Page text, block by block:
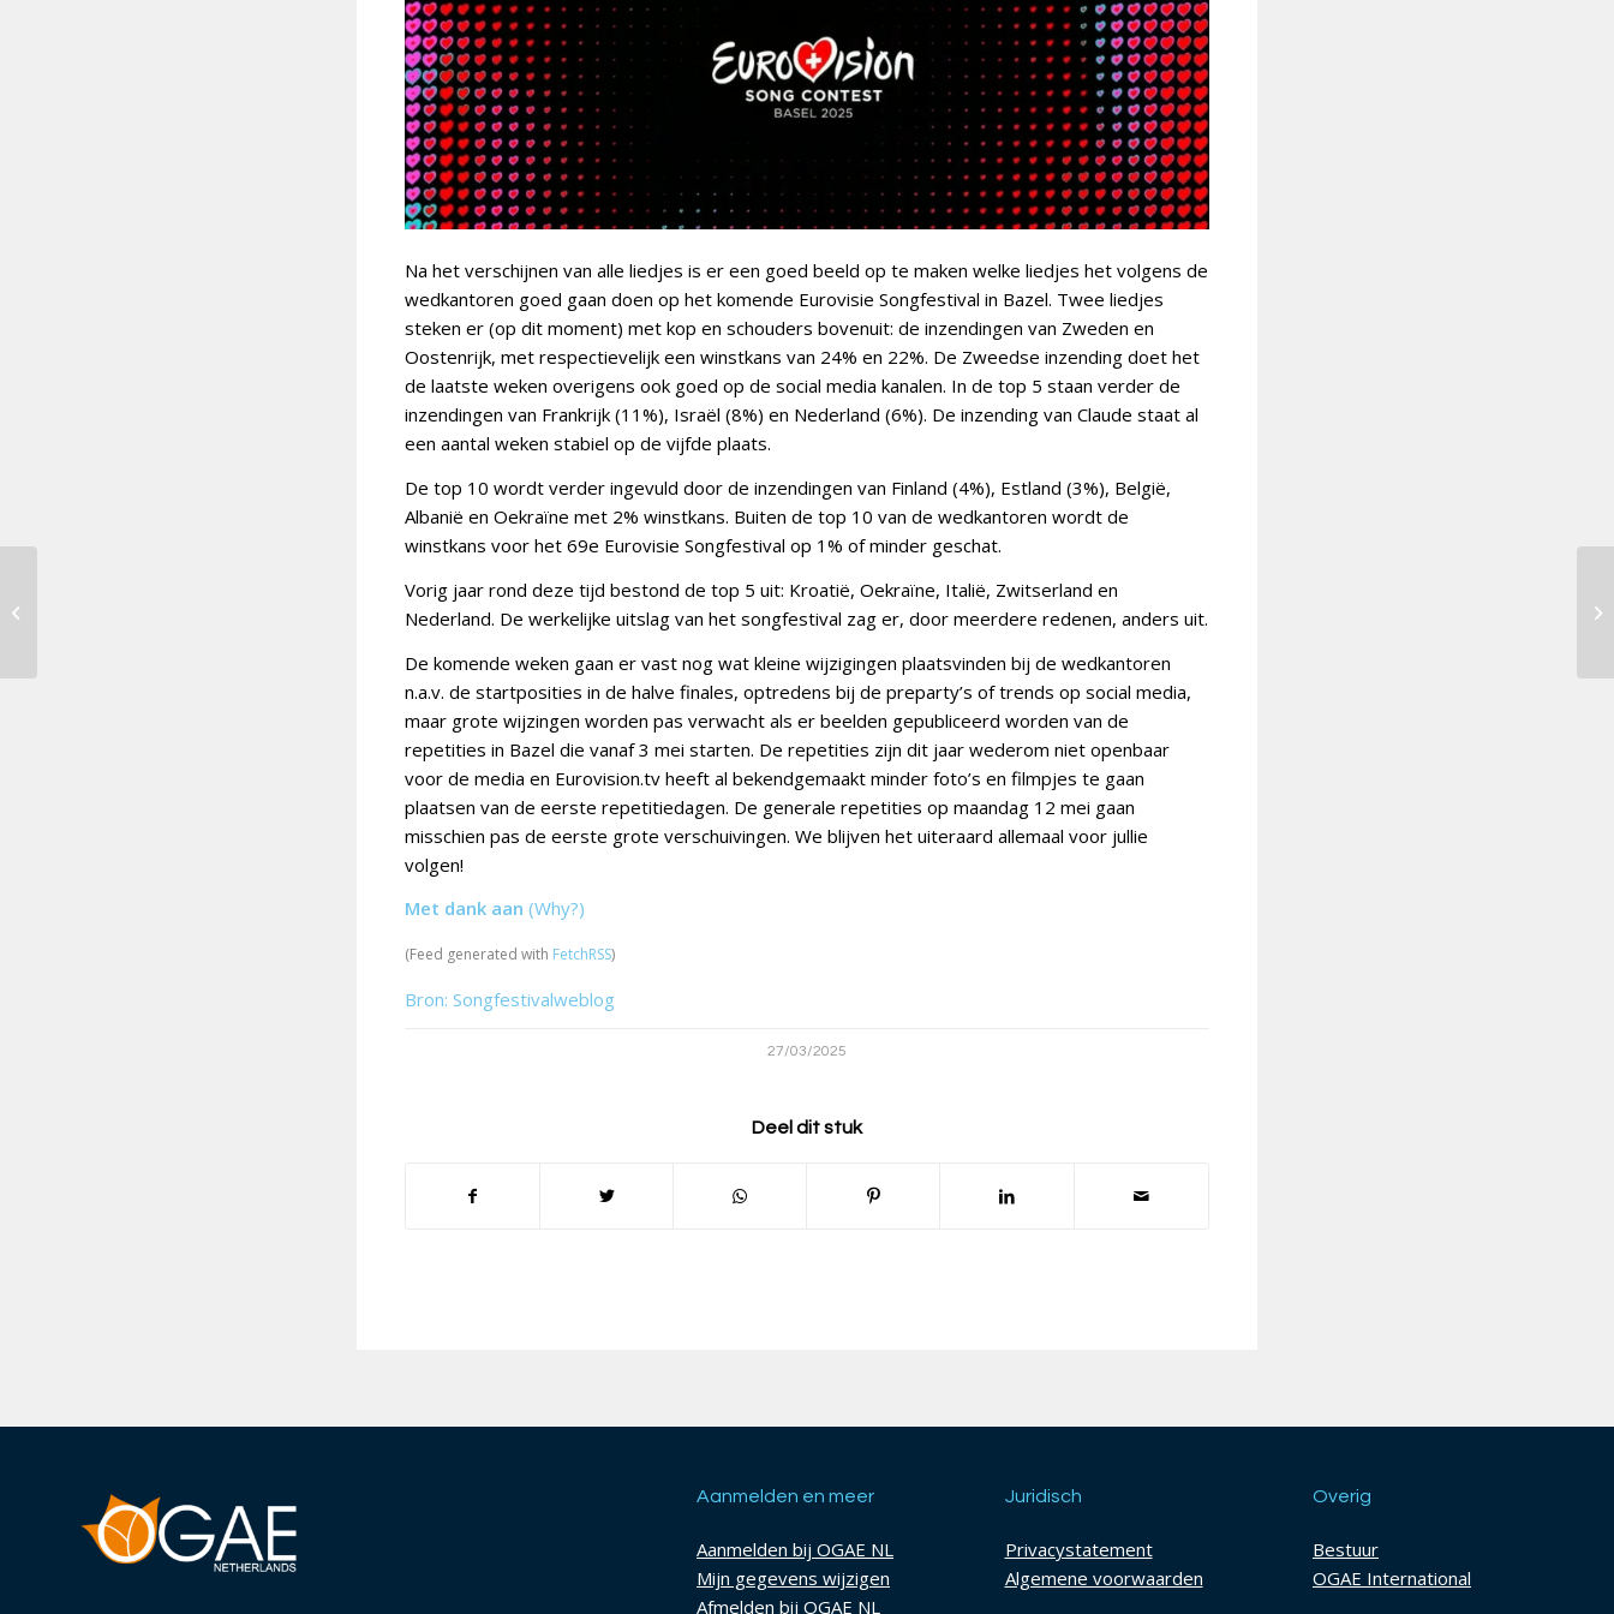
Na het verschijnen van alle liedjes is er een goed beeld op te maken welke liedjes het volgens de
wedkantoren goed gaan doen op het komende Eurovisie Songfestival in Bazel. Twee liedjes
steken er (op dit moment) met kop en schouders bovenuit: de inzendingen van Zweden en
Oostenrijk, met respectievelijk een winstkans van 24% en 22%. De Zweedse inzending doet het
de laatste weken overigens ook goed op de social media kanalen. In de top 5 staan verder de
inzendingen van Frankrijk (11%), Israël (8%) en Nederland (6%). De inzending van Claude staat al
een aantal weken stabiel op de vijfde plaats.
De top 10 wordt verder ingevuld door de inzendingen van Finland (4%), Estland (3%), België,
Albanië en Oekraïne met 2% winstkans. Buiten de top 10 van de wedkantoren wordt de
winstkans voor het 69e Eurovisie Songfestival op 1% of minder geschat.
Vorig jaar rond deze tijd bestond de top 5 uit: Kroatië, Oekraïne, Italië, Zwitserland en
Nederland. De werkelijke uitslag van het songfestival zag er, door meerdere redenen, anders uit.
De komende weken gaan er vast nog wat kleine wijzigingen plaatsvinden bij de wedkantoren
n.a.v. de startposities in de halve finales, optredens bij de preparty’s of trends op social media,
maar grote wijzingen worden pas verwacht als er beelden gepubliceerd worden van de
repetities in Bazel die vanaf 3 mei starten. De repetities zijn dit jaar wederom niet openbaar
voor de media en Eurovision.tv heeft al bekendgemaakt minder foto’s en filmpjes te gaan
plaatsen van de eerste repetitiedagen. De generale repetities op maandag 12 mei gaan
misschien pas de eerste grote verschuivingen. We blijven het uiteraard allemaal voor jullie
volgen!
Met dank aan (Why?)
(Feed generated with FetchRSS)
Bron: Songfestivalweblog
27/03/2025
Deel dit stuk
Aanmelden en meer
Aanmelden bij OGAE NL
Mijn gegevens wijzigen
Afmelden bij OGAE NL
Juridisch
Privacystatement
Algemene voorwaarden
Overig
Bestuur
OGAE International